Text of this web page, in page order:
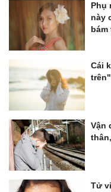
Phụ
này
bám
Cái
Vận
Tử